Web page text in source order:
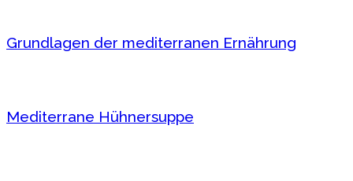
Grundlagen der mediterranen Ernährung
Mediterrane Hühnersuppe